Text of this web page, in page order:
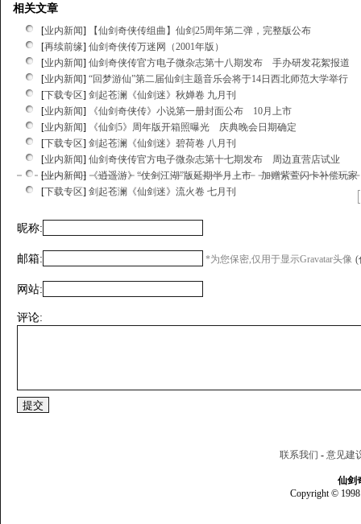
相关文章
[业内新闻]
【仙剑奇侠传组曲】仙剑25周年第二弹，完整版公布
[再续前缘] 仙剑奇侠传万迷网（2001年版）
[业内新闻] 仙剑奇侠传官方电子微杂志第十八期发布 手办研发花絮报道
[业内新闻] “回梦游仙”第二届仙剑主题音乐会将于14日西北师范大学举行
[下载专区] 剑起苍澜《仙剑迷》秋婵卷 九月刊
[业内新闻]
《仙剑奇侠传》小说第一册封面公布 10月上市
[业内新闻]
《仙剑5》周年版开箱照曝光 庆典晚会日期确定
[下载专区] 剑起苍澜《仙剑迷》碧荷卷 八月刊
[业内新闻] 仙剑奇侠传官方电子微杂志第十七期发布 周边直营店试业
[业内新闻] 《逍遥游》“仗剑江湖”版延期半月上市 加赠紫萱闪卡补偿玩家
[下载专区] 剑起苍澜《仙剑迷》流火卷 七月刊
昵称:
邮箱: *为您保密,仅用于显示Gravatar头像 (
网站:
评论:
联系我们 - 意见建
仙剑
Copyright © 1998